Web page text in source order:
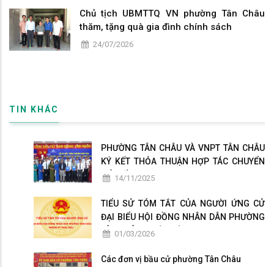
Chủ tịch UBMTTQ VN phường Tân Châu
thăm, tặng quà gia đình chính sách
24/07/2026
TIN KHÁC
PHƯỜNG TÂN CHÂU VÀ VNPT TÂN CHÂU
KÝ KẾT THỎA THUẬN HỢP TÁC CHUYỂN
ĐỔI SỐ14/11/2025
TIỂU SỬ TÓM TẮT CỦA NGƯỜI ỨNG CỬ
ĐẠI BIỂU HỘI ĐỒNG NHÂN DÂN PHƯỜNG
TÂN CHÂU NHIỆM KỲ 2026-2031
01/03/2026
Các đơn vị bầu cử phường Tân Châu